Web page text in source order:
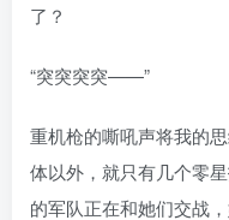
了？
“突突突突——”
重机枪的嘶吼声将我的
体以外，就只有几个零
的军队正在和她们交战